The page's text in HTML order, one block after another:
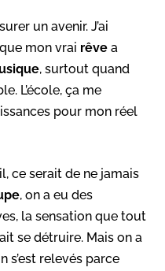
un avenir. J’ai
mon vrai rêve a
, surtout quand
L’école, ça me
pour mon réel
ce serait de ne jamais
, on a eu des
la sensation que tout
se détruire. Mais on a
s’est relevés parce